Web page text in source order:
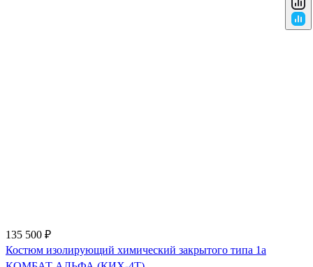
135 500 ₽
Костюм изолирующий химический закрытого типа 1a